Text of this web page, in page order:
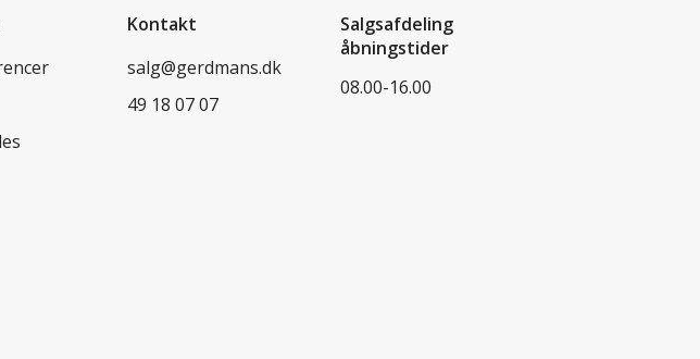
Kontakt
salg@gerdmans.dk
49 18 07 07
Salgsafdeling
åbningstider
08.00-16.00